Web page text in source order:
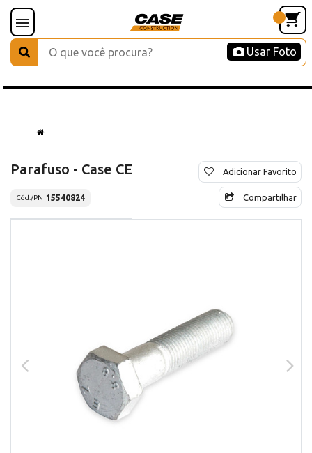
Usar Foto
Parafuso - Case CE
Cód./PN 15540824
Adicionar Favorito
Compartilhar